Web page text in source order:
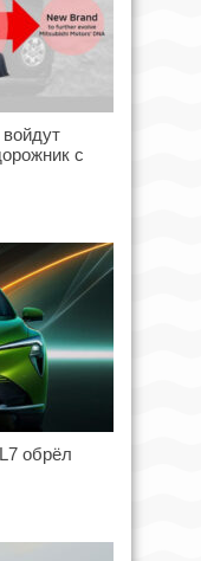
с
обрёл